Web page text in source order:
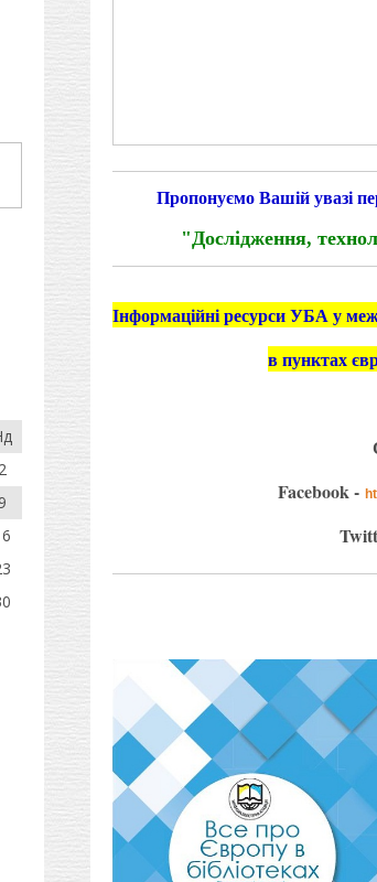
Пропонуємо Вашій увазі
"Дослідження,
Інформаційні ресурси УБА у
в пунктах
Facebook -
2
9